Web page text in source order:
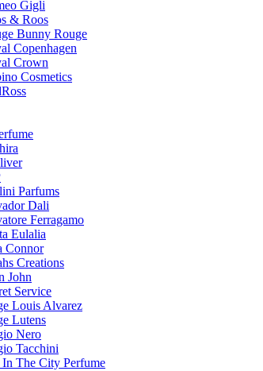
Gigli
& Roos
Bunny Rouge
Copenhagen
Crown
Cosmetics
Parfums
Dali
Ferragamo
Eulalia
Connor
Creations
John
Service
Louis Alvarez
Lutens
Nero
Tacchini
In The City Perfume